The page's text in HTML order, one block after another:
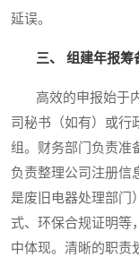
延误。
三、 组建年报筹
高效的申报始于内
司秘书（如有）或行
组。财务部门负责准
负责整理公司注册信
是废旧电器处理部门
式、环保合规证明等
中体现。清晰的职责